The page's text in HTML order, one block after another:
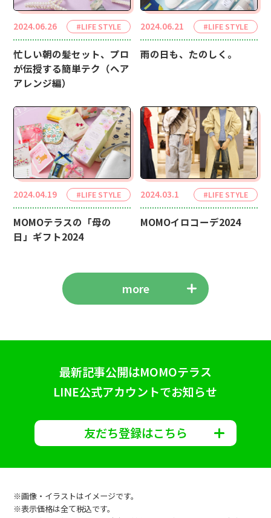
2024.06.26 #LIFE STYLE
忙しい朝の髪セット、プロ
が伝授する簡単テク（ヘア
アレンジ編）
2024.06.21 #LIFE STYLE
雨の日も、たのしく。
2024.04.19 #LIFE STYLE
MOMOテラスの「母の
日」ギフト2024
2024.03.1 #LIFE STYLE
MOMOイロコーデ2024
more
最新記事公開はMOMOテラス
LINE公式アカウントでお知らせ
友だち登録はこちら
※画像・イラストはイメージです。
※表示価格は全て税込です。